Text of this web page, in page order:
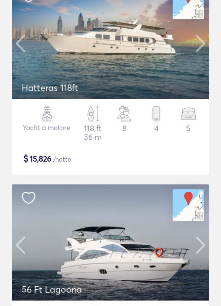
Hatteras 118ft
Yacht a motore
118 ft
36 m
8 4 5
$15,826 /notte
56 Ft Lagoona